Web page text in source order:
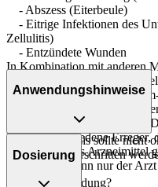
- Abszess (Eiterbeule)
- Eitrige Infektionen des
Zellulitis)
- Entzündete Wunden
In Kombination mit anderen
- Beseitigung des Erregers
wiederkehrende Magen-
Suchen Sie Ihren Arzt auf,
schwere und langanhaltende
Es gibt verschiedene Erreger,
können. Ob das Arzneimittel
wirksam ist, kann nur der
Anwendungshinweise
Die Gesamtdosis sollte nicht
Apotheker überschritten
Art der Anwendung?
Dosierung